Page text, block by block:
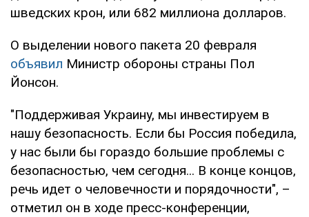
шведских крон, или 682 миллиона долларов.
О выделении нового пакета 20 февраля
объявил Министр обороны страны Пол
Йонсон.
"Поддерживая Украину, мы инвестируем в
нашу безопасность. Если бы Россия победила,
у нас были бы гораздо большие проблемы с
безопасностью, чем сегодня... В конце концов,
речь идет о человечности и порядочности", –
отметил он в ходе пресс-конференции,